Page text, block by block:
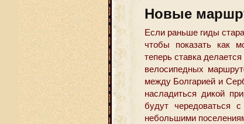
Новые
Если раньше гиды
чтобы показать как
теперь ставка
велосипедных
между Болгарией и
насладиться дикой
будут чередоваться
небольшими